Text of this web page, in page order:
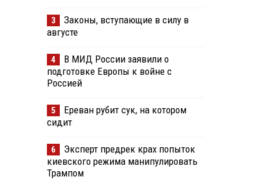
3
Законы, вступающие в силу в
августе
4
В МИД России заявили о
подготовке Европы к войне с
Россией
5
Ереван рубит сук, на котором
сидит
6
Эксперт предрек крах попыток
киевского режима манипулировать
Трампом